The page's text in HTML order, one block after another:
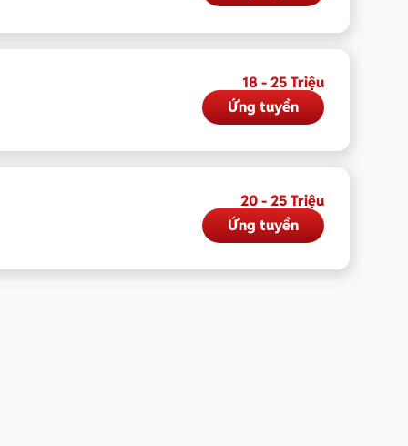
18 - 25 Triệu
Ứng tuyển
20 - 25 Triệu
Ứng tuyển